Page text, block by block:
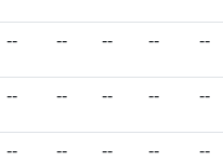
-- -- -- -- --
-- -- -- -- --
-- -- -- -- --